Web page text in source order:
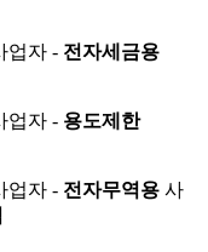
업자 - 전자세금용
업자 - 용도제한
업자 - 전자무역용 사